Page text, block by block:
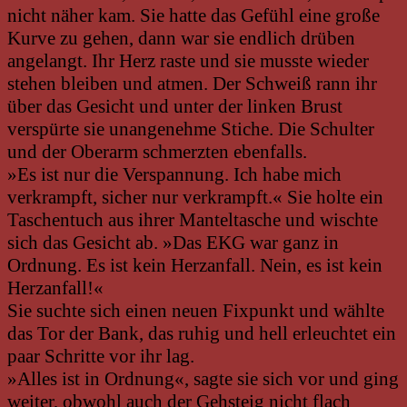
nicht näher kam. Sie hatte das Gefühl eine große
Kurve zu gehen, dann war sie endlich drüben
angelangt. Ihr Herz raste und sie musste wieder
stehen bleiben und atmen. Der Schweiß rann ihr
über das Gesicht und unter der linken Brust
verspürte sie unangenehme Stiche. Die Schulter
und der Oberarm schmerzten ebenfalls.
»Es ist nur die Verspannung. Ich habe mich
verkrampft, sicher nur verkrampft.« Sie holte ein
Taschentuch aus ihrer Manteltasche und wischte
sich das Gesicht ab. »Das EKG war ganz in
Ordnung. Es ist kein Herzanfall. Nein, es ist kein
Herzanfall!«
Sie suchte sich einen neuen Fixpunkt und wählte
das Tor der Bank, das ruhig und hell erleuchtet ein
paar Schritte vor ihr lag.
»Alles ist in Ordnung«, sagte sie sich vor und ging
weiter, obwohl auch der Gehsteig nicht flach